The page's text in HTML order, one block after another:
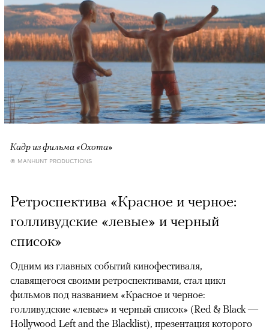
Кадр из фильма «Охота»
© MANHUNT PRODUCTIONS
Ретроспектива «Красное и черное:
голливудские «левые» и черный
список»
Одним из главных событий кинофестиваля,
славящегося своими ретроспективами, стал цикл
фильмов под названием «Красное и черное:
голливудские «левые» и черный список» (Red & Black —
Hollywood Left and the Blacklist), презентация которого